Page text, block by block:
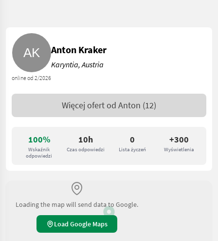
100%
Wskaźnik
odpowiedzi
10h
Czas odpowiedzi
0
Lista życzeń
+300
Wyświetlenia
online od 2/2026
Anton Kraker
Karyntia, Austria
Więcej ofert od Anton (12)
Loading the map will send data to Google.
Load Google Maps